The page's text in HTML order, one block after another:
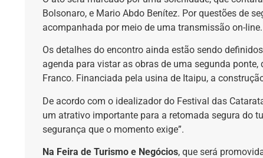
Bolsonaro, e Mario Abdo Benítez. Por questões de
acompanhada por meio de uma transmissão on-line.
Os detalhes do encontro ainda estão sendo
agenda para vistar as obras de uma segunda
Franco. Financiada pela usina de Itaipu, a
De acordo com o idealizador do Festival das
um atrativo importante para a retomada segura do
segurança que o momento exige”.
Na Feira de Turismo e Negócios, que será